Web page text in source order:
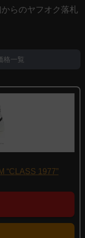
らのヤフオク落札
格一覧
“CLASS 1977”